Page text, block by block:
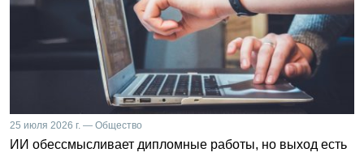
25 июля 2026 г. — Общество
ИИ обессмысливает дипломные работы, но выход есть